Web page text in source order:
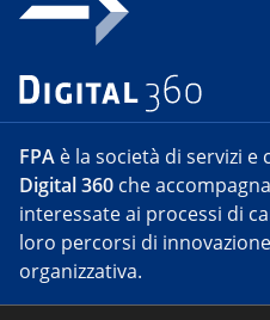
FPA è la società di servizi e
Digital 360 che
interessate ai processi di
loro percorsi di
organizzativa.